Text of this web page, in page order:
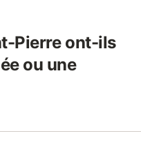
Pierre ont-ils
ou une